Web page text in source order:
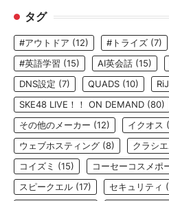
タグ
#アウトドア (12) #トライズ (7)
#英語学習 (15) AI英会話 (15)
DNS設定 (7) QUADS (10)
SKE48 LIVE！！ ON DEMAND (80)
その他のメーカー (12) イクオス
ウェブホスティング (8) クラシ
コイズミ (15) コーセーコスメポ
スピークエル (17) セキュリティ